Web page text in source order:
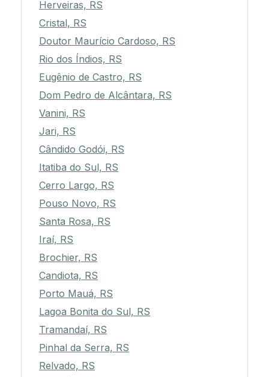
Herveiras, RS
Cristal, RS
Doutor Maurício Cardoso, RS
Rio dos Índios, RS
Eugênio de Castro, RS
Dom Pedro de Alcântara, RS
Vanini, RS
Jari, RS
Cândido Godói, RS
Itatiba do Sul, RS
Cerro Largo, RS
Pouso Novo, RS
Santa Rosa, RS
Iraí, RS
Brochier, RS
Candiota, RS
Porto Mauá, RS
Lagoa Bonita do Sul, RS
Tramandaí, RS
Pinhal da Serra, RS
Relvado, RS